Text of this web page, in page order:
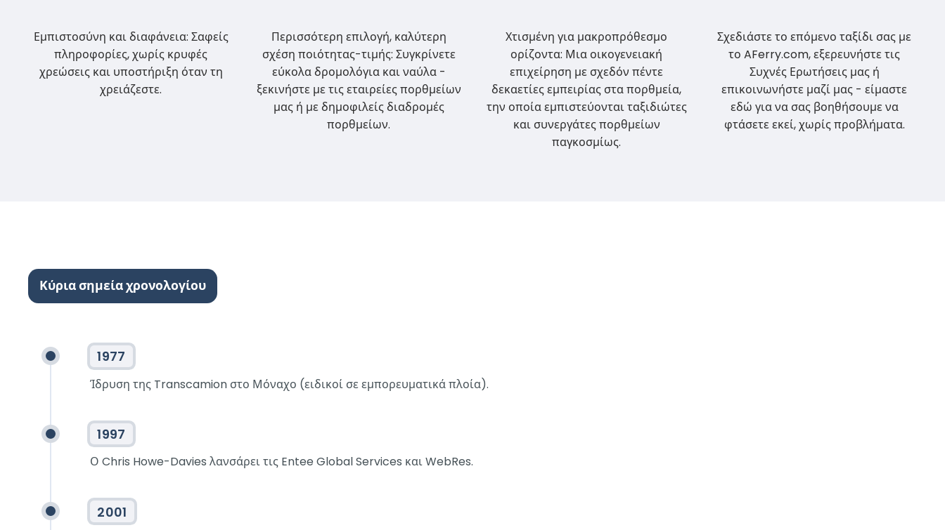
Εμπιστοσύνη και διαφάνεια: Σαφείς
πληροφορίες, χωρίς κρυφές
χρεώσεις και υποστήριξη όταν τη
χρειάζεστε.
Περισσότερη επιλογή, καλύτερη
σχέση ποιότητας-τιμής: Συγκρίνετε
εύκολα δρομολόγια και ναύλα -
ξεκινήστε με τις εταιρείες πορθμείων
μας ή με δημοφιλείς διαδρομές
πορθμείων.
Χτισμένη για μακροπρόθεσμο
ορίζοντα: Μια οικογενειακή
επιχείρηση με σχεδόν πέντε
δεκαετίες εμπειρίας στα πορθμεία,
την οποία εμπιστεύονται ταξιδιώτες
και συνεργάτες πορθμείων
παγκοσμίως.
Σχεδιάστε το επόμενο ταξίδι σας με
το AFerry.com, εξερευνήστε τις
Συχνές Ερωτήσεις μας ή
επικοινωνήστε μαζί μας - είμαστε
εδώ για να σας βοηθήσουμε να
φτάσετε εκεί, χωρίς προβλήματα.
Κύρια σημεία χρονολογίου
1977
Ίδρυση της Transcamion στο Μόναχο (ειδικοί σε εμπορευματικά πλοία).
1997
Ο Chris Howe-Davies λανσάρει τις Entee Global Services και WebRes.
2001